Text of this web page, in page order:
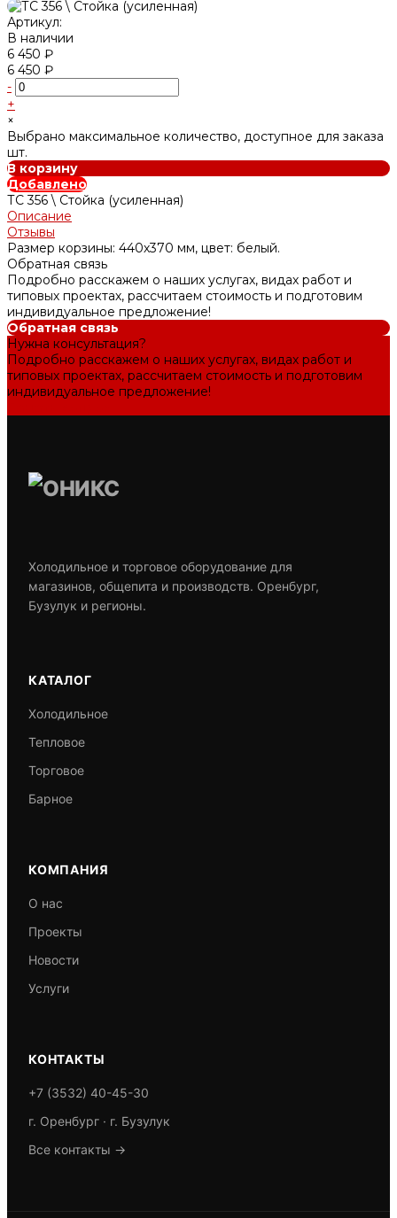
Артикул:
В наличии
6 450 ₽
6 450 ₽
-
+
×
Выбрано максимальное количество, доступное для заказа
шт.
В корзину
Добавлено
ТС 356 \ Стойка (усиленная)
Описание
Отзывы
Размер корзины: 440х370 мм, цвет: белый.
Обратная связь
Подробно расскажем о наших услугах, видах работ и
типовых проектах, рассчитаем стоимость и подготовим
индивидуальное предложение!
Обратная связь
Нужна консультация?
Подробно расскажем о наших услугах, видах работ и
типовых проектах, рассчитаем стоимость и подготовим
индивидуальное предложение!
Холодильное и торговое оборудование для
магазинов, общепита и производств. Оренбург,
Бузулук и регионы.
КАТАЛОГ
Холодильное
Тепловое
Торговое
Барное
КОМПАНИЯ
О нас
Проекты
Новости
Услуги
КОНТАКТЫ
+7 (3532) 40-45-30
г. Оренбург · г. Бузулук
Все контакты →